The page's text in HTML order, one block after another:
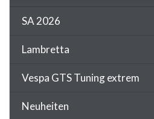
SA 2026
Lambretta
Vespa GTS Tuning extrem
Neuheiten